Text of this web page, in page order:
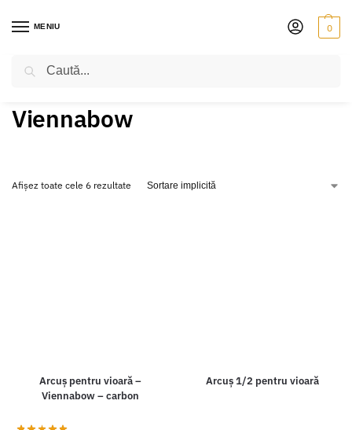
MENIU 0
Viennabow
Afișez toate cele 6 rezultate
Arcuș pentru vioară –
Viennabow – carbon
Arcuș 1/2 pentru vioară